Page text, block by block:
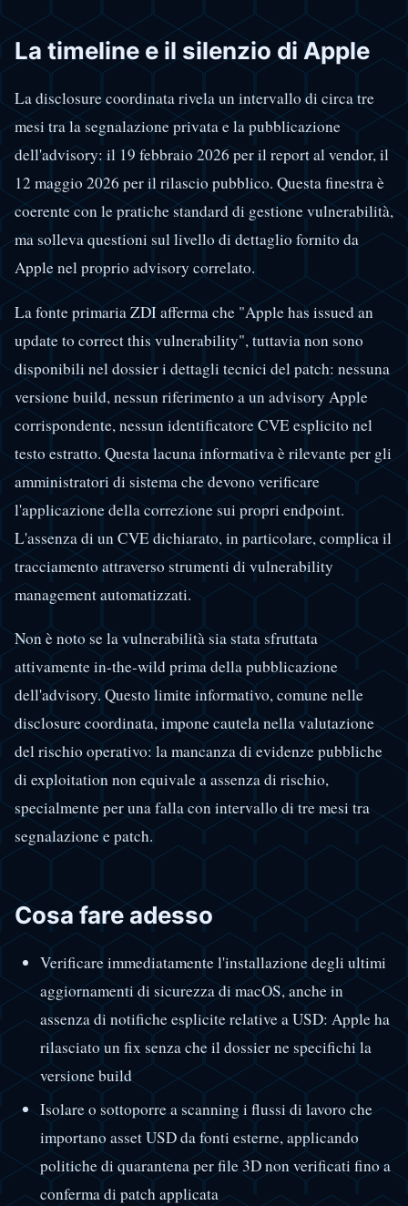
La timeline e il silenzio di Apple
La disclosure coordinata rivela un intervallo di circa tre
mesi tra la segnalazione privata e la pubblicazione
dell'advisory: il 19 febbraio 2026 per il report al vendor, il
12 maggio 2026 per il rilascio pubblico. Questa finestra è
coerente con le pratiche standard di gestione vulnerabilità,
ma solleva questioni sul livello di dettaglio fornito da
Apple nel proprio advisory correlato.
La fonte primaria ZDI afferma che "Apple has issued an
update to correct this vulnerability", tuttavia non sono
disponibili nel dossier i dettagli tecnici del patch: nessuna
versione build, nessun riferimento a un advisory Apple
corrispondente, nessun identificatore CVE esplicito nel
testo estratto. Questa lacuna informativa è rilevante per gli
amministratori di sistema che devono verificare
l'applicazione della correzione sui propri endpoint.
L'assenza di un CVE dichiarato, in particolare, complica il
tracciamento attraverso strumenti di vulnerability
management automatizzati.
Non è noto se la vulnerabilità sia stata sfruttata
attivamente in-the-wild prima della pubblicazione
dell'advisory. Questo limite informativo, comune nelle
disclosure coordinata, impone cautela nella valutazione
del rischio operativo: la mancanza di evidenze pubbliche
di exploitation non equivale a assenza di rischio,
specialmente per una falla con intervallo di tre mesi tra
segnalazione e patch.
Cosa fare adesso
Verificare immediatamente l'installazione degli ultimi
aggiornamenti di sicurezza di macOS, anche in
assenza di notifiche esplicite relative a USD: Apple ha
rilasciato un fix senza che il dossier ne specifichi la
versione build
Isolare o sottoporre a scanning i flussi di lavoro che
importano asset USD da fonti esterne, applicando
politiche di quarantena per file 3D non verificati fino a
conferma di patch applicata